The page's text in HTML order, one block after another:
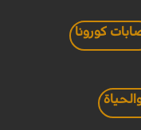
كورونا